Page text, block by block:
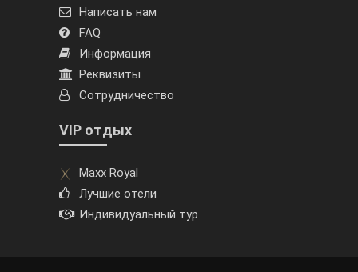
Написать нам
FAQ
Информация
Реквизиты
Сотрудничество
VIP отдых
Maxx Royal
Лучшие отели
Индивидуальный тур